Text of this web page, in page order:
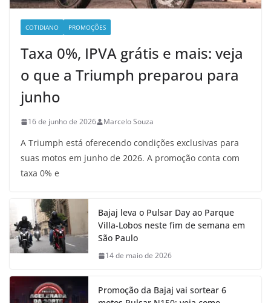
COTIDIANO PROMOÇÕES
Taxa 0%, IPVA grátis e mais: veja
o que a Triumph preparou para
junho
16 de junho de 2026 Marcelo Souza
A Triumph está oferecendo condições exclusivas para
suas motos em junho de 2026. A promoção conta com
taxa 0% e
Bajaj leva o Pulsar Day ao Parque
Villa-Lobos neste fim de semana em
São Paulo
14 de maio de 2026
Promoção da Bajaj vai sortear 6